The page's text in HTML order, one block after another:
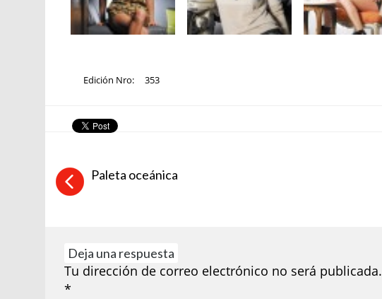
Edición Nro: 353
Paleta oceánica
Deja una respuesta
Tu dirección de correo electrónico no será publicada.
*